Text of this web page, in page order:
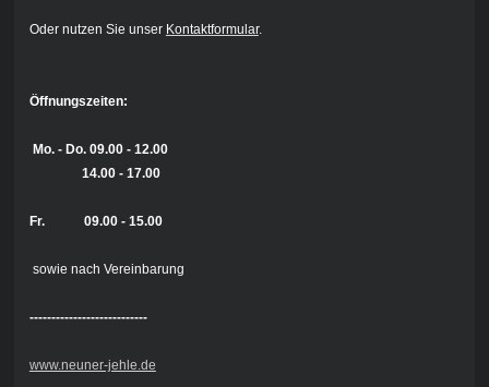
Oder nutzen Sie unser Kontaktformular.
Öffnungszeiten:
Mo. - Do. 09.00 - 12.00
14.00 - 17.00
Fr. 09.00 - 15.00
sowie nach Vereinbarung
---------------------------
www.neuner-jehle.de